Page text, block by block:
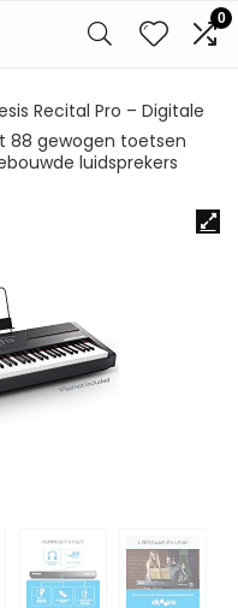
0
Recital Pro – Digitale
88 gewogen toetsen
luidsprekers